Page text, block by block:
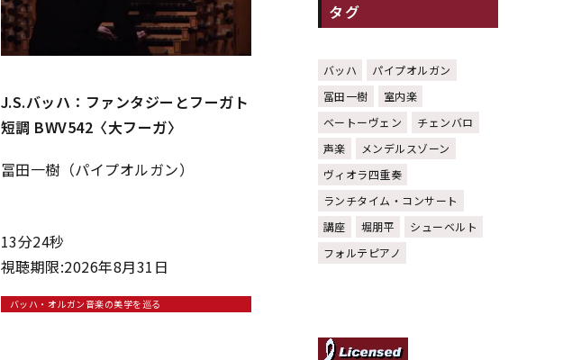
J.S.バッハ：ファンタジーとフーガト
短調 BWV542〈大フーガ〉
冨田一樹（パイプオルガン）
13分24秒
視聴期限:2026年8月31日
バッハ・オルガン音楽の美学を巡る
タグ
バッハ
パイプオルガン
冨田一樹
室内楽
ベートーヴェン
チェンバロ
声楽
メンデルスゾーン
ヴィオラ四重奏
ランチタイム・コンサート
講座
堀朋平
シューベルト
フォルテピアノ